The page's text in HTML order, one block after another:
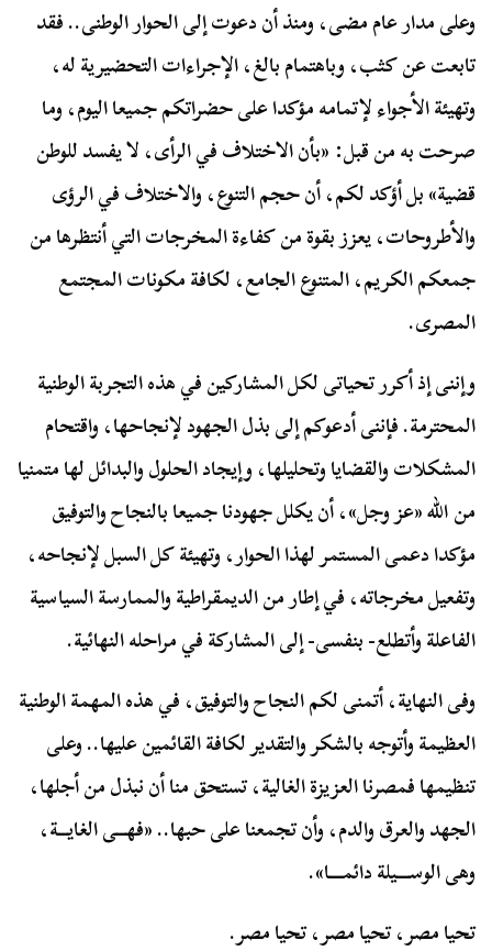
وعلى مدار عام مضى، ومنذ أن دعوت إلى الحوار الوطنى.. فقد
تابعت عن كثب، وباهتمام بالغ، الإجراءات التحضيرية له،
وتهيئة الأجواء لإتمامه مؤكدا على حضراتكم جميعا اليوم، وما
صرحت به من قبل: «بأن الاختلاف في الرأى، لا يفسد للوطن
قضية» بل أؤكد لكم، أن حجم التنوع، والاختلاف في الرؤى
والأطروحات، يعزز بقوة من كفاءة المخرجات التي أنتظرها من
جمعكم الكريم، المتنوع الجامع، لكافة مكونات المجتمع
المصرى.
وإننى إذ أكرر تحياتى لكل المشاركين في هذه التجربة الوطنية
المحترمة. فإننى أدعوكم إلى بذل الجهود لإنجاحها، واقتحام
المشكلات والقضايا وتحليلها، وإيجاد الحلول والبدائل لها متمنيا
من الله «عز وجل»، أن يكلل جهودنا جميعا بالنجاح والتوفيق
مؤكدا دعمى المستمر لهذا الحوار، وتهيئة كل السبل لإنجاحه،
وتفعيل مخرجاته، في إطار من الديمقراطية والممارسة السياسية
الفاعلة وأتطلع- بنفسى- إلى المشاركة في مراحله النهائية.
وفى النهاية، أتمنى لكم النجاح والتوفيق، في هذه المهمة الوطنية
العظيمة وأتوجه بالشكر والتقدير لكافة القائمين عليها.. وعلى
تنظيمها فمصرنا العزيزة الغالية، تستحق منا أن نبذل من أجلها،
الجهد والعرق والدم، وأن تجمعنا على حبها.. «فهـــى الغايـــة،
وهى الوســــيلة دائمــــا».
تحيا مصر، تحيا مصر، تحيا مصر.